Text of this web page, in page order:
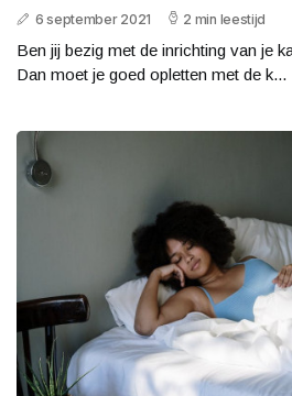
6 september 2021 2 min leestijd
Ben jij bezig met de inrichting van je
Dan moet je goed opletten met de k...